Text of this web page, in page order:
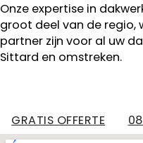
Onze expertise in
groot deel van de regio,
partner zijn voor al uw
Sittard en omstreken.
GRATIS OFFERTE